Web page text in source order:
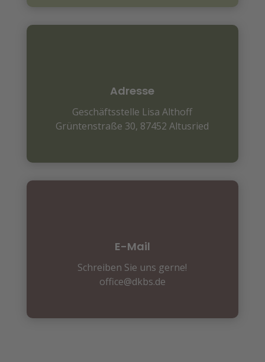
Adresse
Geschäftsstelle Lisa Althoff
Grüntenstraße 30, 87452 Altusried
E-Mail
Schreiben Sie uns gerne!
office@dkbs.de